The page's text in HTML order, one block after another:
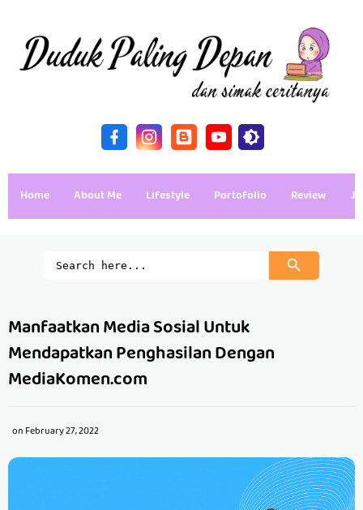
Home About Me Lifestyle Portofolio Review
Manfaatkan Media Sosial Untuk
Mendapatkan Penghasilan Dengan
MediaKomen.com
onFebruary 27, 2022